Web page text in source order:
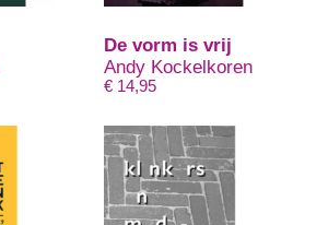
De vorm is vrij
Andy Kockelkoren
€ 14,95